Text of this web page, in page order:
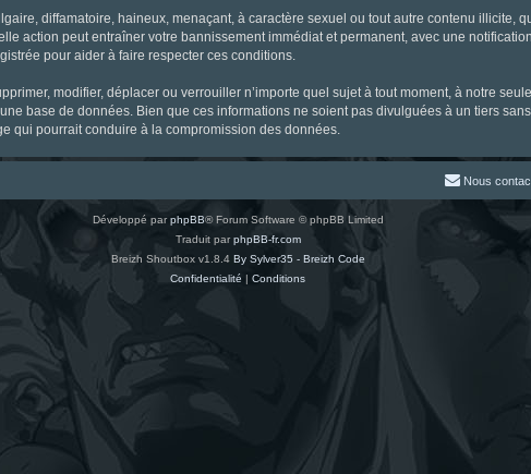
diffamatoire, haineux, menaçant, à caractère sexuel ou tout autre contenu illicite,
action peut entraîner votre bannissement immédiat et permanent, avec une
pour aider à faire respecter ces conditions.
modifier, déplacer ou verrouiller n’importe quel sujet à tout moment, à notre
base de données. Bien que ces informations ne soient pas divulguées à un tiers
qui pourrait conduire à la compromission des données.
Nous
Développé parphpBB® Forum Software © phpBB Limited
Traduit par phpBB-fr.com
Breizh Shoutbox v1.8.4 By Sylver35 - Breizh Code
Confidentialité | Conditions